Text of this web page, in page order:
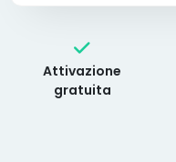
Attivazione
gratuita